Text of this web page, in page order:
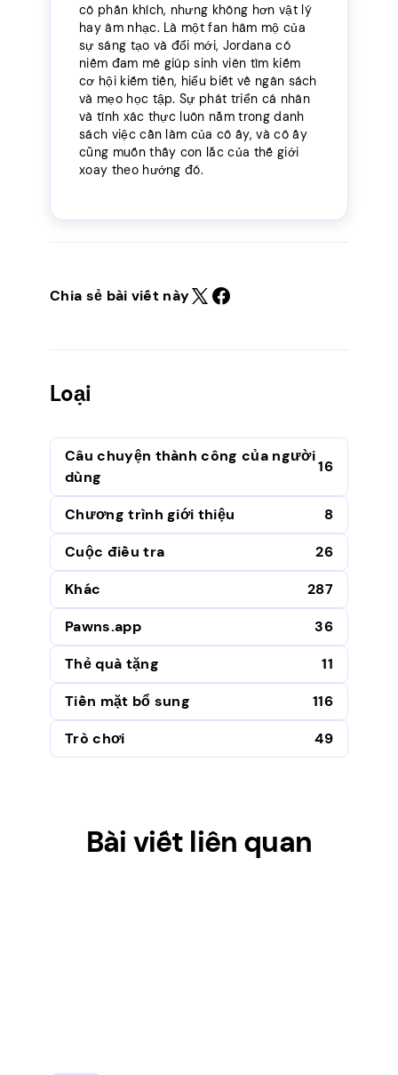
cô phấn khích, nhưng không hơn vật lý
hay âm nhạc. Là một fan hâm mộ của
sự sáng tạo và đổi mới, Jordana có
niềm đam mê giúp sinh viên tìm kiếm
cơ hội kiếm tiền, hiểu biết về ngân sách
và mẹo học tập. Sự phát triển cá nhân
và tính xác thực luôn nằm trong danh
sách việc cần làm của cô ấy, và cô ấy
cũng muốn thấy con lắc của thế giới
xoay theo hướng đó.
Chia sẻ bài viết này
Loại
Câu chuyện thành công của người
dùng
16
Chương trình giới thiệu
8
Cuộc điều tra
26
Khác
287
Pawns.app
36
Thẻ quà tặng
11
Tiền mặt bổ sung
116
Trò chơi
49
Bài viết liên quan